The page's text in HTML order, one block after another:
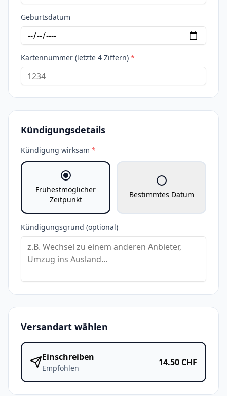
Geburtsdatum
Kartennummer (letzte 4 Ziffern) *
Kündigungsdetails
Kündigung wirksam *
Frühestmöglicher
Zeitpunkt
Bestimmtes Datum
Kündigungsgrund (optional)
Versandart wählen
Einschreiben
Empfohlen
14.50 CHF